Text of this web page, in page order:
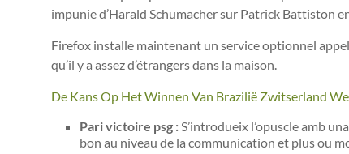
impunie d’Harald Schumacher sur Patrick Battiston
Firefox installe maintenant un service optionnel
qu’il y a assez d’étrangers dans la maison.
De Kans Op Het Winnen Van Brazilië Zwitserland
Pari victoire psg : S’introdueix l’opuscle amb
bon au niveau de la communication et plus ou